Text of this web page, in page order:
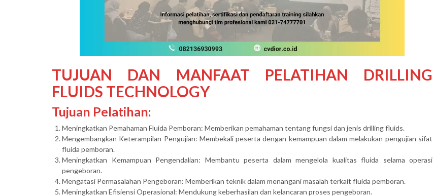
TUJUAN DAN MANFAAT PELATIHAN DRILLING
FLUIDS TECHNOLOGY
Tujuan Pelatihan:
Meningkatkan Pemahaman Fluida Pemboran: Memberikan pemahaman tentang fungsi dan jenis drilling fluids.
Mengembangkan Keterampilan Pengujian: Membekali peserta dengan kemampuan dalam melakukan pengujian sifat
fluida pemboran.
Meningkatkan Kemampuan Pengendalian: Membantu peserta dalam mengelola kualitas fluida selama operasi
pengeboran.
Mengatasi Permasalahan Pengeboran: Memberikan teknik dalam menangani masalah terkait fluida pemboran.
Meningkatkan Efisiensi Operasional: Mendukung keberhasilan dan kelancaran proses pengeboran.